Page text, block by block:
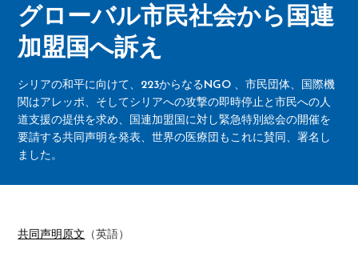
グローバル市民社会から国連
加盟国へ訴え
シリアの和平に向けて、223からなるNGO 、市民団体、国際機
関はアレッポ、そしてシリアへの攻撃の即時停止と市民への人
道支援の提供を求め、国連加盟国に対し緊急特別総会の開催を
要請する共同声明を発表、世界の医療団もこれに賛同、署名し
ました。
共同声明原文 （英語）